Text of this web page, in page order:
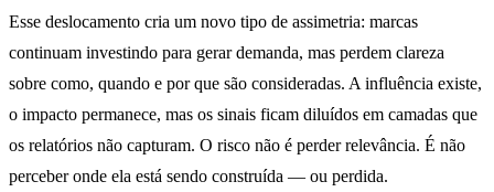
Esse deslocamento cria um novo tipo de assimetria: marcas
continuam investindo para gerar demanda, mas perdem clareza
sobre como, quando e por que são consideradas. A influência existe,
o impacto permanece, mas os sinais ficam diluídos em camadas que
os relatórios não capturam. O risco não é perder relevância. É não
perceber onde ela está sendo construída — ou perdida.